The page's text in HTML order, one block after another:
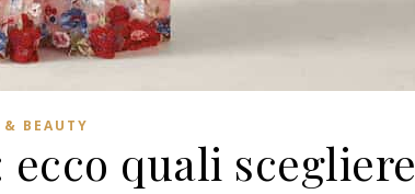
& BEAUTY
quali scegliere